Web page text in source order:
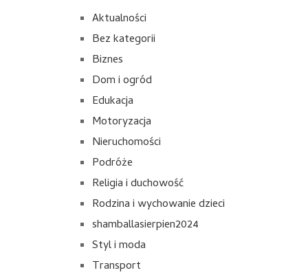
Aktualności
Bez kategorii
Biznes
Dom i ogród
Edukacja
Motoryzacja
Nieruchomości
Podróże
Religia i duchowość
Rodzina i wychowanie dzieci
shamballasierpien2024
Styl i moda
Transport